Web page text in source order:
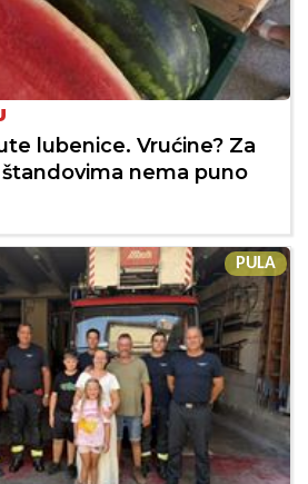
lubenice. Vrućine? Za
nema puno
PULA